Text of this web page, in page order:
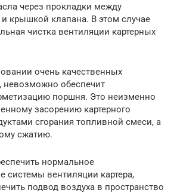
через прокладки между
крышкой клапана. В этом случае
чистка вентиляции картерных
очень качественных
обеспечит
поршня. Это неизменно
засорению картерного
сгорания топливной смеси, а
сжатию.
нормальное
системы вентиляции картера,
подвод воздуха в пространство